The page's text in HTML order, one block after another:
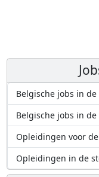
Belgische jobs in
Belgische jobs in
Opleidingen voor
Opleidingen in de